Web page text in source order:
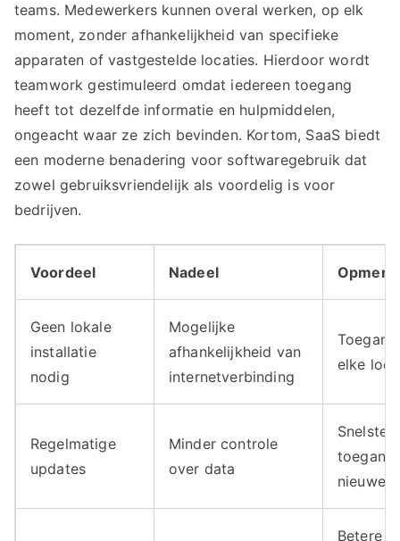
teams. Medewerkers kunnen overal werken, op elk
moment, zonder afhankelijkheid van specifieke
apparaten of vastgestelde locaties. Hierdoor wordt
teamwork gestimuleerd omdat iedereen toegang
heeft tot dezelfde informatie en hulpmiddelen,
ongeacht waar ze zich bevinden. Kortom, SaaS biedt
een moderne benadering voor softwaregebruik dat
zowel gebruiksvriendelijk als voordelig is voor
bedrijven.
Voordeel Nadeel
Geen lokale
installatie
nodig
Mogelijke
afhankelijkheid van
internetverbinding
elke
Regelmatige
updates
Minder controle
over data
Snelste
toegang
nieuwe
Betere